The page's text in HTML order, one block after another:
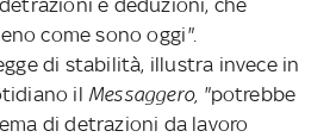
come sono oggi".
di stabilità, illustra invece in
il Messaggero, "potrebbe
di detrazioni da lavoro